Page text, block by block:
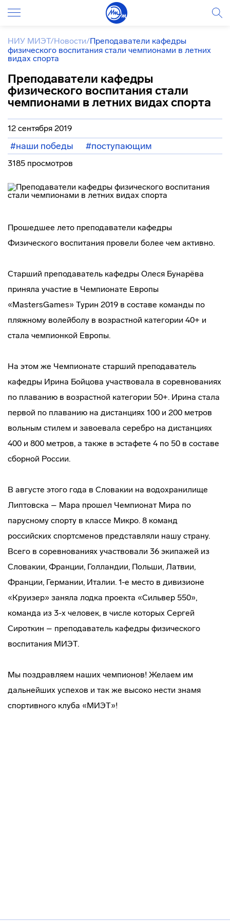
НИУ МИЭТ/Новости/Преподаватели кафедры
физического воспитания стали чемпионами в летних
видах спорта
Преподаватели кафедры
физического воспитания стали
чемпионами в летних видах спорта
12 сентября 2019
#наши победы #поступающим
3185 просмотров
Прошедшее лето преподаватели кафедры
Физического воспитания провели более чем активно.
Старший преподаватель кафедры Олеся Бунарёва
приняла участие в Чемпионате Европы
«MastersGames» Турин 2019 в составе команды по
пляжному волейболу в возрастной категории 40+ и
стала чемпионкой Европы.
На этом же Чемпионате старший преподаватель
кафедры Ирина Бойцова участвовала в соревнованиях
по плаванию в возрастной категории 50+. Ирина стала
первой по плаванию на дистанциях 100 и 200 метров
вольным стилем и завоевала серебро на дистанциях
400 и 800 метров, а также в эстафете 4 по 50 в составе
сборной России.
В августе этого года в Словакии на водохранилище
Липтовска – Мара прошел Чемпионат Мира по
парусному спорту в классе Микро. 8 команд
российских спортсменов представляли нашу страну.
Всего в соревнованиях участвовали 36 экипажей из
Словакии, Франции, Голландии, Польши, Латвии,
Франции, Германии, Италии. 1-е место в дивизионе
«Круизер» заняла лодка проекта «Сильвер 550»,
команда из 3-х человек, в числе которых Сергей
Сироткин – преподаватель кафедры физического
воспитания МИЭТ.
Мы поздравляем наших чемпионов! Желаем им
дальнейших успехов и так же высоко нести знамя
спортивного клуба «МИЭТ»!